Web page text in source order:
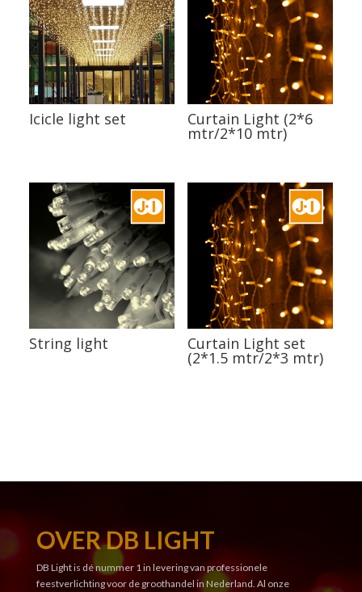
Icicle light set Curtain Light (2*6
mtr/2*10 mtr)
String light Curtain Light set
(2*1.5 mtr/2*3 mtr)
OVER DB LIGHT
DB Light is dé nummer 1 in levering van professionele
feestverlichting voor de groothandel in Nederland. Al onze